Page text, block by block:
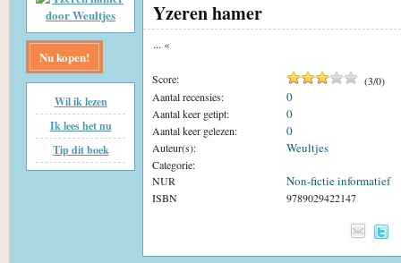
Nu kopen!
Wil ik lezen
Ik lees het nu
Tip dit boek
Yzeren hamer
... «
Score: (3/0)
Aantal recensies:
0
Aantal keer getipt: 0
Aantal keer gelezen: 0
Auteur(s): Weultjes
Categorie:
NUR
Non-fictie informatief
ISBN 9789029422147